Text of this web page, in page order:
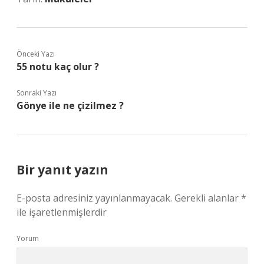
Önceki Yazı
55 notu kaç olur ?
Sonraki Yazı
Gönye ile ne çizilmez ?
Bir yanıt yazın
E-posta adresiniz yayınlanmayacak. Gerekli alanlar*
ile işaretlenmişlerdir
Yorum